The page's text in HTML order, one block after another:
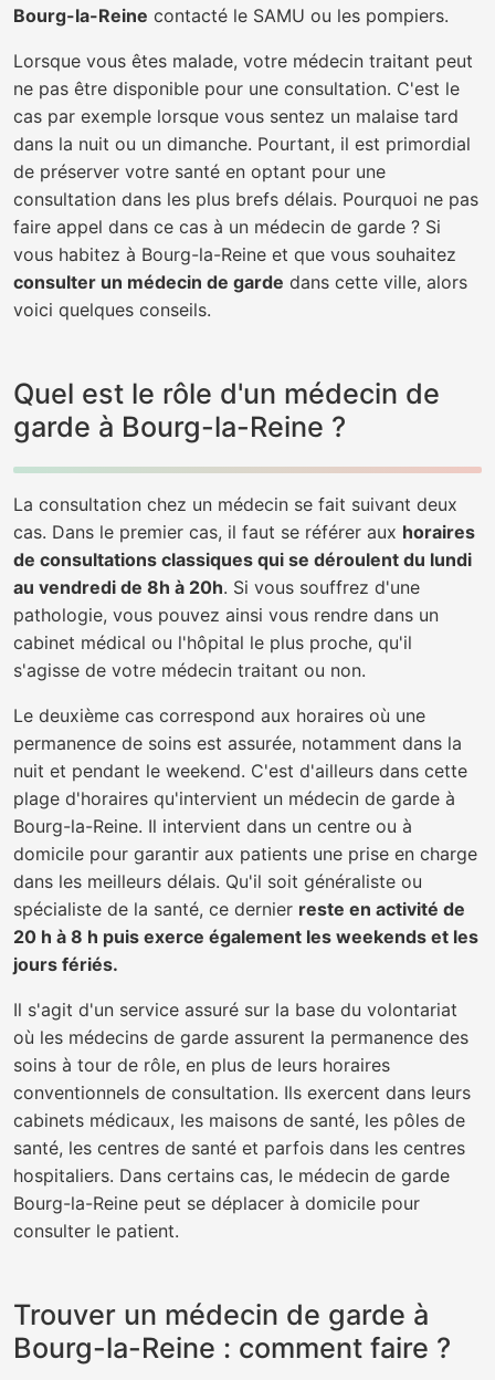
Bourg-la-Reine contacté le SAMU ou les pompiers.
Lorsque vous êtes malade, votre médecin traitant peut
ne pas être disponible pour une consultation. C'est le
cas par exemple lorsque vous sentez un malaise tard
dans la nuit ou un dimanche. Pourtant, il est primordial
de préserver votre santé en optant pour une
consultation dans les plus brefs délais. Pourquoi ne pas
faire appel dans ce cas à un médecin de garde ? Si
vous habitez à Bourg-la-Reine et que vous souhaitez
consulter un médecin de garde dans cette ville, alors
voici quelques conseils.
Quel est le rôle d'un médecin de
garde à Bourg-la-Reine ?
La consultation chez un médecin se fait suivant deux
cas. Dans le premier cas, il faut se référer aux horaires
de consultations classiques qui se déroulent du lundi
au vendredi de 8h à 20h. Si vous souffrez d'une
pathologie, vous pouvez ainsi vous rendre dans un
cabinet médical ou l'hôpital le plus proche, qu'il
s'agisse de votre médecin traitant ou non.
Le deuxième cas correspond aux horaires où une
permanence de soins est assurée, notamment dans la
nuit et pendant le weekend. C'est d'ailleurs dans cette
plage d'horaires qu'intervient un médecin de garde à
Bourg-la-Reine. Il intervient dans un centre ou à
domicile pour garantir aux patients une prise en charge
dans les meilleurs délais. Qu'il soit généraliste ou
spécialiste de la santé, ce dernier reste en activité de
20 h à 8 h puis exerce également les weekends et les
jours fériés.
Il s'agit d'un service assuré sur la base du volontariat
où les médecins de garde assurent la permanence des
soins à tour de rôle, en plus de leurs horaires
conventionnels de consultation. Ils exercent dans leurs
cabinets médicaux, les maisons de santé, les pôles de
santé, les centres de santé et parfois dans les centres
hospitaliers. Dans certains cas, le médecin de garde
Bourg-la-Reine peut se déplacer à domicile pour
consulter le patient.
Trouver un médecin de garde à
Bourg-la-Reine : comment faire ?